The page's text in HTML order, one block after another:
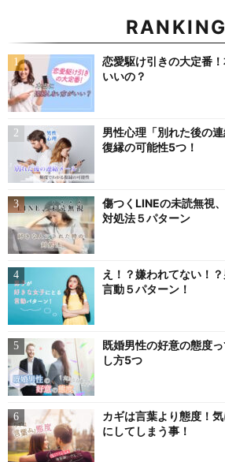
RANKING
恋愛駆け引きの大定番
いいの？
男性心理「別れた後の
復縁の可能性5つ！
傷つくLINEの未読無視
対処法５パターン
え！？嫌われてない！
言動５パターン！
既婚男性の好意の態度
し方5つ
カギは言葉より態度！
にしてしまう事！